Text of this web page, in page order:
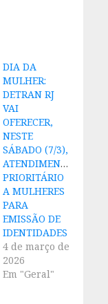
DIA DA
MULHER:
DETRAN RJ
VAI
OFERECER,
NESTE
SÁBADO (7/3),
ATENDIMENTO
PRIORITÁRIO
A MULHERES
PARA
EMISSÃO DE
IDENTIDADES
4 de março de
2026
Em "Geral"